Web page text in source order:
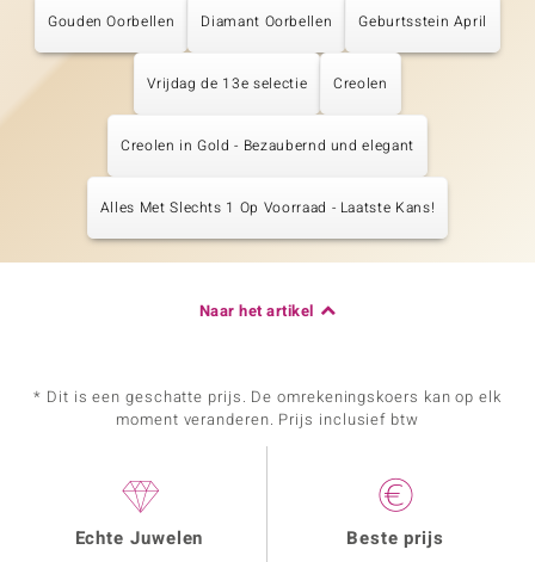
Gouden Oorbellen Diamant Oorbellen Geburtsstein April
Vrijdag de 13e selectie Creolen
Creolen in Gold - Bezaubernd und elegant
Alles Met Slechts 1 Op Voorraad - Laatste Kans!
Naar het artikel
* Dit is een geschatte prijs. De omrekeningskoers kan op elk
moment veranderen. Prijs inclusief btw
Echte Juwelen Beste prijs